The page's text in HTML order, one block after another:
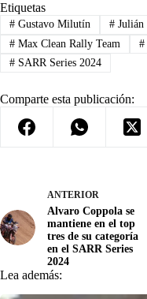
Etiquetas
#Gustavo Milutín #Julián
#Max Clean Rally Team #
#SARR Series 2024
Comparte esta publicación:
ANTERIOR
Alvaro Coppola se
mantiene en el top
tres de su categoría
en el SARR Series
2024
Lea además: